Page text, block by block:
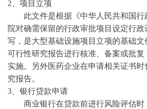
2、项目立项
此文件是根据《中华人民共和国行
院对确需保留的行政审批项目设定行
写，是大型基础设施项目立项的基础
可行性研究报告进行核准、备案或批
实施。另外医药企业在申请相关证书
究报告。
3、银行贷款申请
商业银行在贷款前进行风险评估时